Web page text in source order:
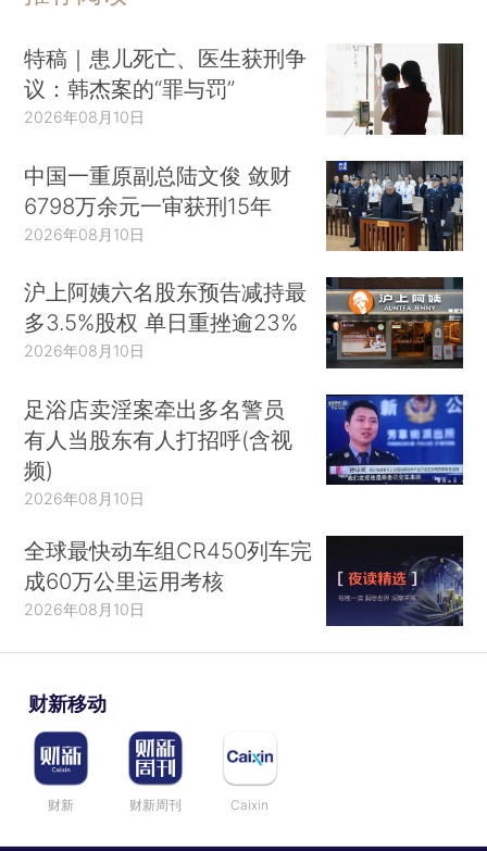
特稿｜患儿死亡、医生获刑争
议：韩杰案的“罪与罚”
2026年08月10日
中国一重原副总陆文俊 敛财
6798万余元一审获刑15年
2026年08月10日
沪上阿姨六名股东预告减持最
多3.5%股权 单日重挫逾23%
2026年08月10日
足浴店卖淫案牵出多名警员
有人当股东有人打招呼(含视
频)
2026年08月10日
全球最快动车组CR450列车完
成60万公里运用考核
2026年08月10日
财新移动
财新 财新周刊 Caixin